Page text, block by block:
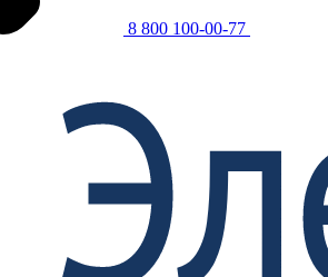
8 800 100-00-77